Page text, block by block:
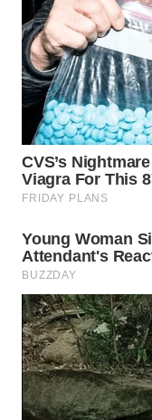
TANJUNG
LESUNG
WN
KARO
WN
SIMALUNGUN
WN
TAPANULI
TENGAH
WN DELI
SERDANG